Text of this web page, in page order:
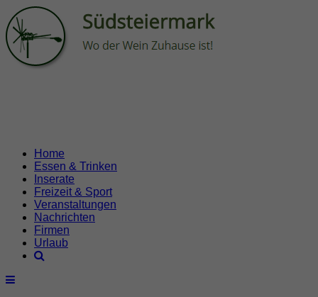
Home
Essen & Trinken
Inserate
Freizeit & Sport
Veranstaltungen
Nachrichten
Firmen
Urlaub